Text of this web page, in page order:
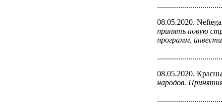
08.05.2020.
принять новую
программ,
08.05.2020.
народов.